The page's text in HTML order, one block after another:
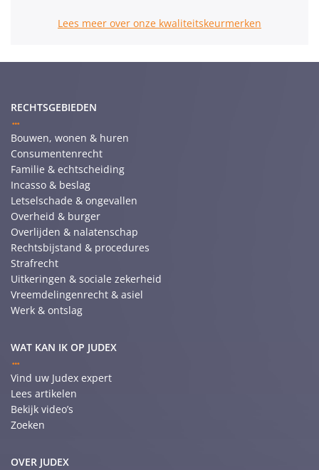
Lees meer over onze kwaliteitskeurmerken
RECHTSGEBIEDEN
Bouwen, wonen & huren
Consumentenrecht
Familie & echtscheiding
Incasso & beslag
Letselschade & ongevallen
Overheid & burger
Overlijden & nalatenschap
Rechtsbijstand & procedures
Strafrecht
Uitkeringen & sociale zekerheid
Vreemdelingenrecht & asiel
Werk & ontslag
WAT KAN IK OP JUDEX
Vind uw Judex expert
Lees artikelen
Bekijk video’s
Zoeken
OVER JUDEX